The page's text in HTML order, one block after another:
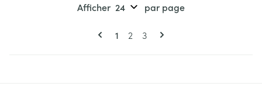
Pages
Vous lisez actuellement la page
1 Page
2 Page
3
Afficher par page